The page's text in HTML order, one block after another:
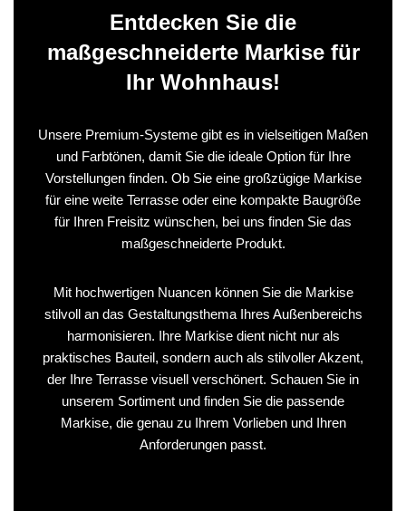
Entdecken Sie die
maßgeschneiderte Markise für
Ihr Wohnhaus!
Unsere Premium-Systeme gibt es in vielseitigen Maßen
und Farbtönen, damit Sie die ideale Option für Ihre
Vorstellungen finden. Ob Sie eine großzügige Markise
für eine weite Terrasse oder eine kompakte Baugröße
für Ihren Freisitz wünschen, bei uns finden Sie das
maßgeschneiderte Produkt.
Mit hochwertigen Nuancen können Sie die Markise
stilvoll an das Gestaltungsthema Ihres Außenbereichs
harmonisieren. Ihre Markise dient nicht nur als
praktisches Bauteil, sondern auch als stilvoller Akzent,
der Ihre Terrasse visuell verschönert. Schauen Sie in
unserem Sortiment und finden Sie die passende
Markise, die genau zu Ihrem Vorlieben und Ihren
Anforderungen passt.